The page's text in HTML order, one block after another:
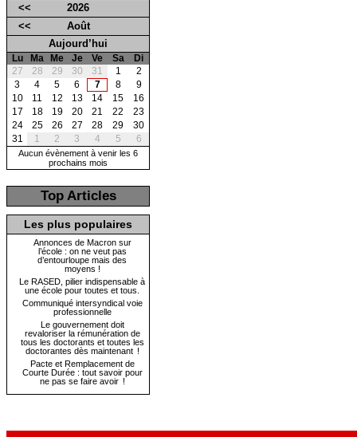
<<
2026
<<
Août
Aujourd’hui
Lu Ma Me Je Ve Sa
Di
27
28 29 30 31 1
2
3
4 5 6 7 8
9
10
11 12 13 14 15
16
17
18 19 20 21 22
23
24
25 26 27 28 29
30
31
1 2 3 4 5 6
Aucun évènement à venir les 6
prochains mois
Top Articles
Les plus populaires
Annonces de Macron sur
l’école : on ne veut pas
d’entourloupe mais des
moyens !
Le RASED, pilier indispensable à
une école pour toutes et tous.
Communiqué intersyndical voie
professionnelle
Le gouvernement doit
revaloriser la rémunération de
tous les doctorants et toutes les
doctorantes dès maintenant !
Pacte et Remplacement de
Courte Durée : tout savoir pour
ne pas se faire avoir !